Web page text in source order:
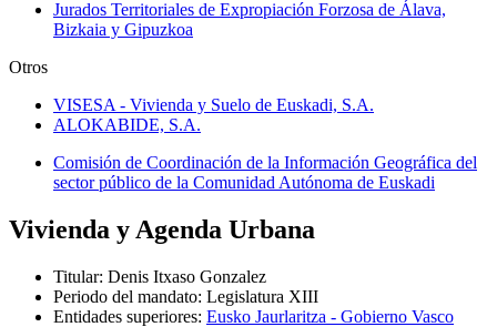
Jurados Territoriales de Expropiación Forzosa de Álava,
Bizkaia y Gipuzkoa
Otros
VISESA - Vivienda y Suelo de Euskadi, S.A.
ALOKABIDE, S.A.
Comisión de Coordinación de la Información Geográfica del
sector público de la Comunidad Autónoma de Euskadi
Vivienda y Agenda Urbana
Titular: Denis Itxaso Gonzalez
Periodo del mandato: Legislatura XIII
Entidades superiores: Eusko Jaurlaritza - Gobierno Vasco